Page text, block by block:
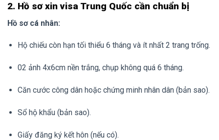
2. Hồ sơ xin visa Trung Quốc cần chuẩn bị
Hồ sơ cá nhân:
Hộ chiếu còn hạn tối thiểu 6 tháng và ít nhất 2 trang trống.
02 ảnh 4x6cm nền trắng, chụp không quá 6 tháng.
Căn cước công dân hoặc chứng minh nhân dân (bản sao).
Sổ hộ khẩu (bản sao).
Giấy đăng ký kết hôn (nếu có).